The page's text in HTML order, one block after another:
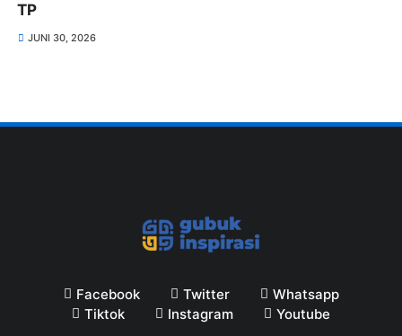
TP
JUNI 30, 2026
Facebook Twitter
Whatsapp
Tiktok
Instagram Youtube